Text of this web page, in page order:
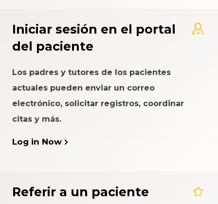
Iniciar sesión en el portal
del paciente
Los padres y tutores de los pacientes
actuales pueden enviar un correo
electrónico, solicitar registros, coordinar
citas y más.
Log in Now
Referir a un paciente